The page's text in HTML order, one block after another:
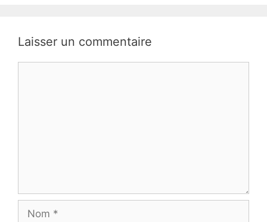
Laisser un commentaire